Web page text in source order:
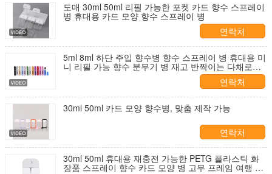
도매 30ml 50ml 리필 가능한 포켓 카드 향수 스프레이
병 휴대용 카드 모양 향수 스프레이 병
연락처
5ml 8ml 하단 주입 향수병 향수 스프레이 병 휴대용 미
니 리필 가능 향수 분무기 병 재고 반짝이는 다채로운
연락처
30ml 50ml 카드 모양 향수병, 맞춤 제작 가능
연락처
30ml 50ml 휴대용 재충전 가능한 PETG 플라스틱 화
장품 스프레이 향수 카드 모양 병 고무 프레임 여행 사